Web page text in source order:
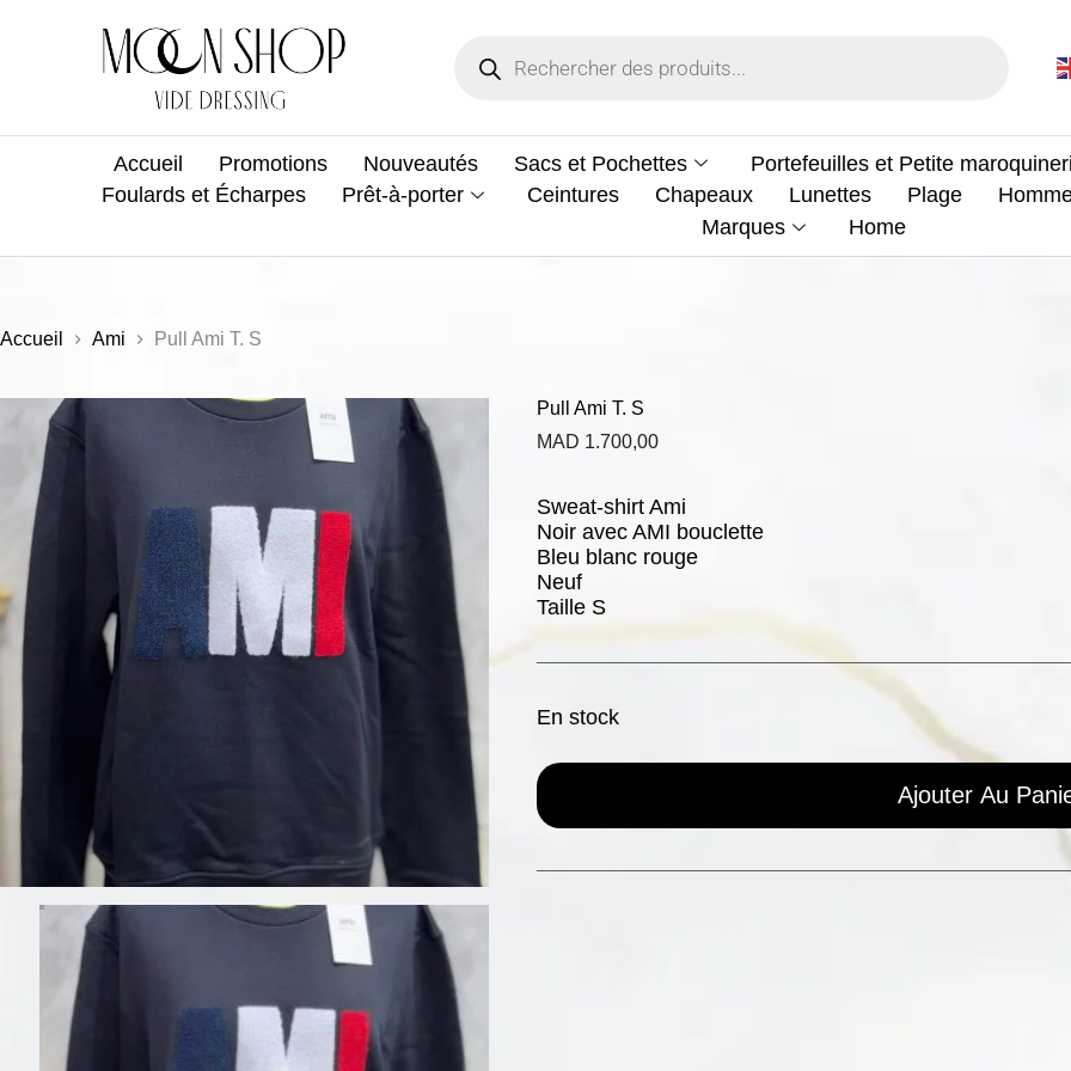
Accueil Promotions Nouveautés Sacs et Pochettes
Portefeuilles et Petite
Foulards et Écharpes
Prêt-à-porter Ceintures Chapeaux Lunettes Plage
Marques
Home
Accueil Ami Pull Ami T. S
Pull Ami T. S
MAD 1.700,00
Sweat-shirt Ami
Noir avec AMI bouclette
Bleu blanc rouge
Neuf
Taille S
En stock
Ajouter Au